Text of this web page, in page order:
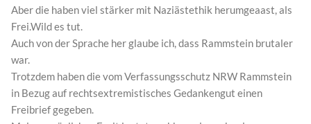
Aber die haben viel stärker mit Naziästethik herumgeaast, als
Frei.Wild es tut.
Auch von der Sprache her glaube ich, dass Rammstein brutaler
war.
Trotzdem haben die vom Verfassungsschutz NRW Rammstein
in Bezug auf rechtsextremistisches Gedankengut einen
Freibrief gegeben.